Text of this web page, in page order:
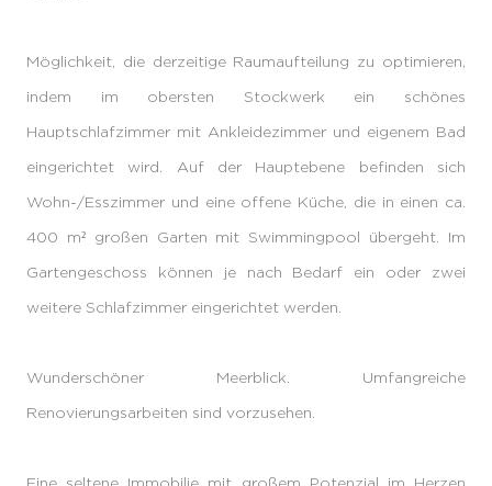
Möglichkeit, die derzeitige Raumaufteilung zu optimieren,
indem im obersten Stockwerk ein schönes
Hauptschlafzimmer mit Ankleidezimmer und eigenem Bad
eingerichtet wird. Auf der Hauptebene befinden sich
Wohn-/Esszimmer und eine offene Küche, die in einen ca.
400 m² großen Garten mit Swimmingpool übergeht. Im
Gartengeschoss können je nach Bedarf ein oder zwei
weitere Schlafzimmer eingerichtet werden.
Wunderschöner Meerblick. Umfangreiche
Renovierungsarbeiten sind vorzusehen.
Eine seltene Immobilie mit großem Potenzial im Herzen